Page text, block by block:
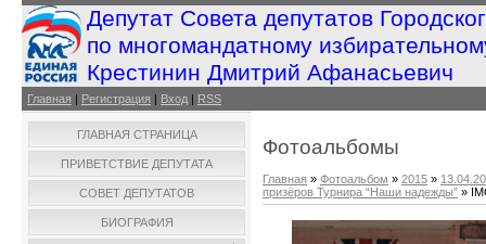
Депутат Совета депутатов
по многомандатному
Крестинин Дмитрий Афанасьевич
Главная | Регистрация | Вход | RSS
ГЛАВНАЯ СТРАНИЦА
ПРИВЕТСТВИЕ ДЕПУТАТА
СОВЕТ ДЕПУТАТОВ
БИОГРАФИЯ
Фотоальбомы
Главная » Фотоальбом » 2015 »
призёров Турнира “Наши надежды” »